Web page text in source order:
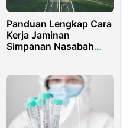
Panduan Lengkap Cara
Kerja Jaminan
Simpanan Nasabah